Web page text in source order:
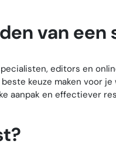
van
editors en
keuze maken voor
aanpak en effectiever